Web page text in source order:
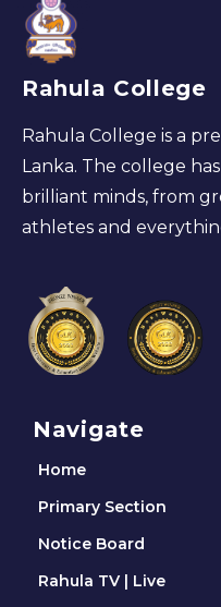
Rahula College
Rahula College is a
Lanka. The college
brilliant minds, from
athletes and
Navigate
Home
Primary Section
Notice Board
Rahula TV | Live